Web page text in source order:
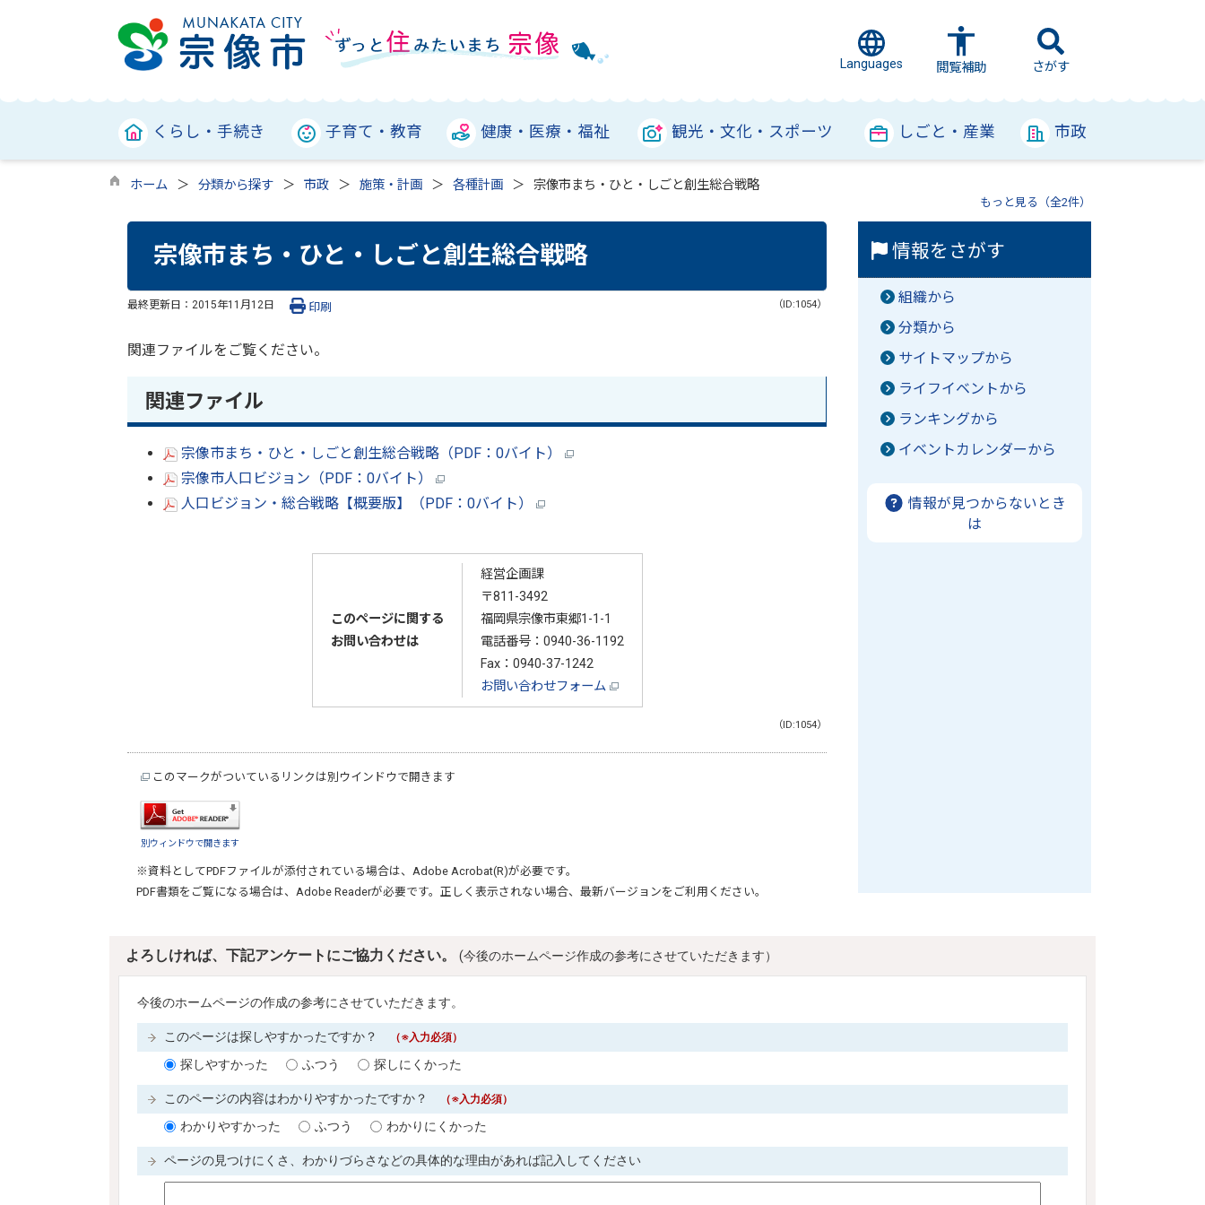
Languages 閲覧補助 さがす
くらし・手続き 子育て・教育 健康・医療・福祉 観光・文化・スポーツ しごと・産業 市政
ホーム 分類から探す 市政 施策・計画 各種計画 宗像市まち・ひと・しごと創生総合戦略
もっと見る（全2件）
宗像市まち・ひと・しごと創生総合戦略
最終更新日： 2015年11月12日 （ID:1054）
印刷
関連ファイルをご覧ください。
関連ファイル
宗像市まち・ひと・しごと創生総合戦略（PDF：0バイト）
宗像市人口ビジョン（PDF：0バイト）
人口ビジョン・総合戦略【概要版】（PDF：0バイト）
このページに関する
お問い合わせは
経営企画課
〒811-3492
福岡県宗像市東郷1-1-1
電話番号： 0940-36-1192
Fax：0940-37-1242
お問い合わせフォーム
（ID:1054）
このマークがついているリンクは別ウインドウで開きます
別ウィンドウで開きます
※資料としてPDFファイルが添付されている場合は、 Adobe Acrobat(R)が必要です。
PDF書類をご覧になる場合は、 Adobe Readerが必要です。正しく表示されない場合、最新バージョンをご利用ください。
情報をさがす
組織から
分類から
サイトマップから
ライフイベントから
ランキングから
イベントカレンダーから
情報が見つからないとき
は